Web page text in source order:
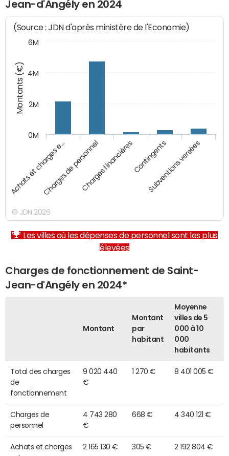
Jean-d'Angély en 2024
Montants (€)
(Source : JDN d'après ministère de l'Economie)
Achats et charges e…Charges de personnelCharges financièresContingents
Subventions versées
0M
2M
4M
6M
© JDN 2026
Les villes où les dépenses de personnel sont les plus
élevées
Charges de fonctionnement de Saint-
Jean-d'Angély en 2024*
Montant
Montant
par
habitant
Moyenne
villes de 5
000 à 10
000
habitants
Total des charges
de
fonctionnement
9 020 440
€
1 270 € 8 401 005 €
Charges de
personnel
4 743 280
€
668 € 4 340 121 €
Achats et charges
2 165 130 € 305 € 2 192 804 €